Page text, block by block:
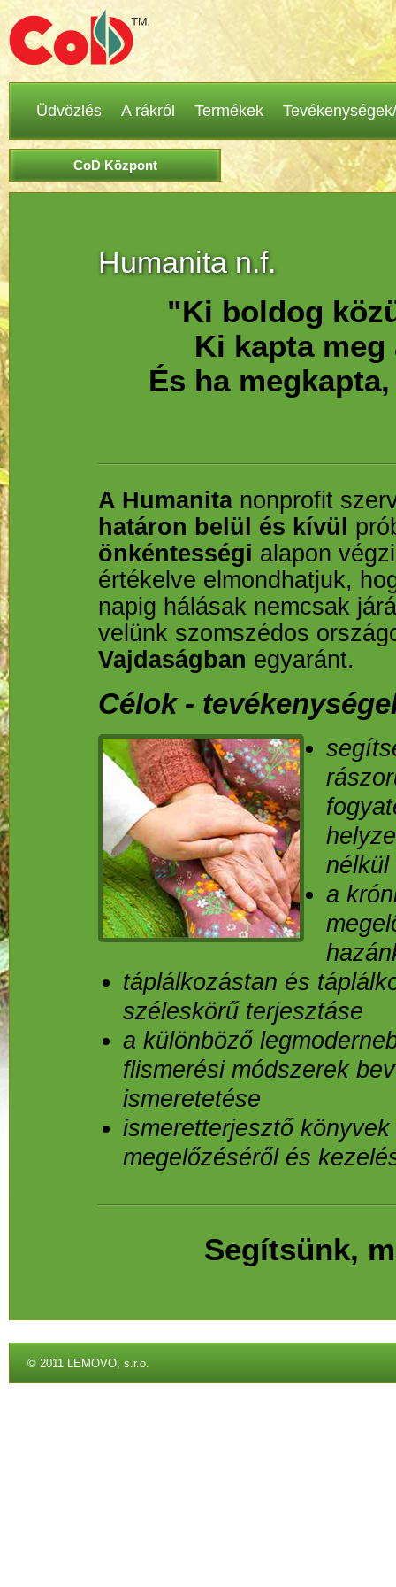
CoD Központ
Üdvözlés A rákról Termékek
Humanita n.f.
"Ki boldog
Ki kapta
És ha
A Humanitanonprofit
határon belül és kívül
önkéntességi alapon
értékelve elmondhatjuk,
napig hálásak nemcsak
velünk szomszédos
Vajdaságban egyaránt.
Célok -
nélkül
a
táplálkozástan és
széleskörű terjesztáse
a különböző
flismerési módszerek
ismeretetése
ismeretterjesztő
megelőzéséről és
Segítsünk,
© 2011 LEMOVO, s.r.o.